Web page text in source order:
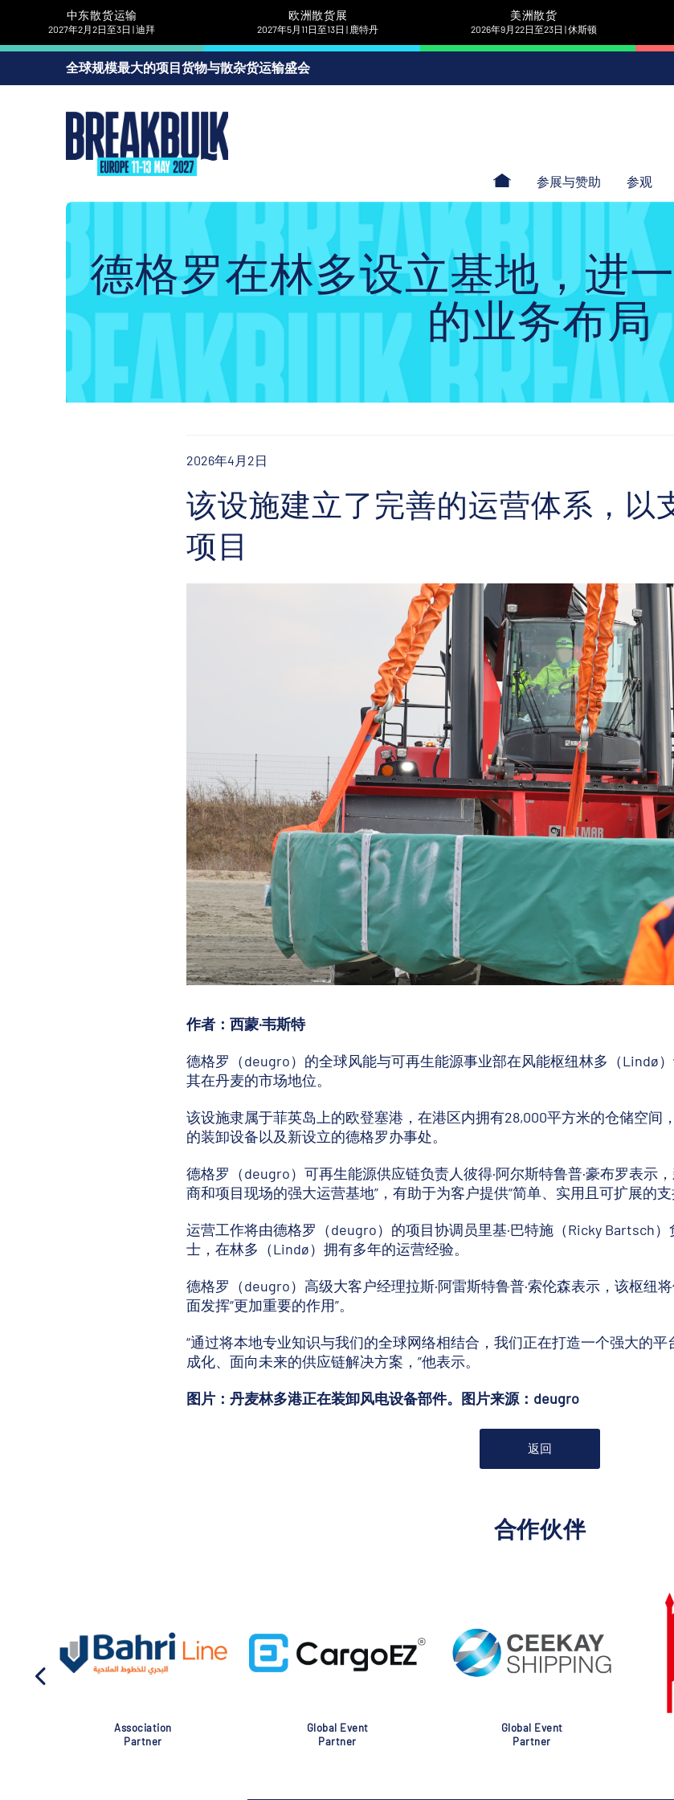
中东散货运输
2027年2月2日至3日 | 迪拜
欧洲散货展
2027年5月11日至13日 | 鹿特丹
美洲散货
2026年9月22日至23日 | 休斯顿
全球规模最大的项目货物与散杂货运输盛会
参展与赞助 参观
德格罗在林多设立基地，进
的业务布局
2026年4月2日
该设施建立了完善的运营体系，以
项目
作者：西蒙·韦斯特
德格罗（deugro）的全球风能与可再生能源事业部在风能枢纽林多（Lindø
其在丹麦的市场地位。
该设施隶属于菲英岛上的欧登塞港，在港区内拥有28,000平方米的仓储空间
的装卸设备以及新设立的德格罗办事处。
德格罗（deugro）可再生能源供应链负责人彼得·阿尔斯特鲁普·豪布罗表示
商和项目现场的强大运营基地”，有助于为客户提供“简单、实用且可扩展的支
运营工作将由德格罗（deugro）的项目协调员里基·巴特施（Ricky Bartsch
士，在林多（Lindø）拥有多年的运营经验。
德格罗（deugro）高级大客户经理拉斯·阿雷斯特鲁普·索伦森表示，该枢纽
面发挥“更加重要的作用”。
“通过将本地专业知识与我们的全球网络相结合，我们正在打造一个强大的
成化、面向未来的供应链解决方案，”他表示。
图片：丹麦林多港正在装卸风电设备部件。图片来源：deugro
返回
合作伙伴
Association
Partner
Global Event
Partner
Global Event
Partner